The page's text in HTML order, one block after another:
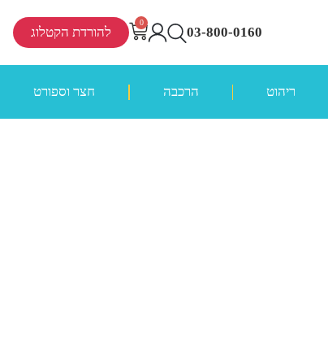
03-800-0160
0
להורדת הקטלוג
ריהוט הרכבה חצר וספורט